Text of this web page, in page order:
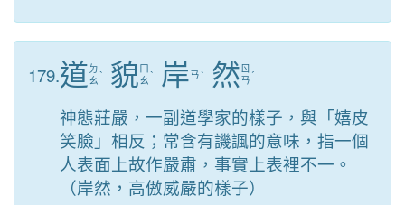
179.道 ㄉ
ㄠˋ 貌 ㄇ
ㄠˋ 岸ㄢˋ 然 ㄖ
ㄢ ˊ
神態莊嚴，一副道學家的樣子，與「嬉皮
笑臉」相反；常含有譏諷的意味，指一個
人表面上故作嚴肅，事實上表裡不一。
（岸然，高傲威嚴的樣子）